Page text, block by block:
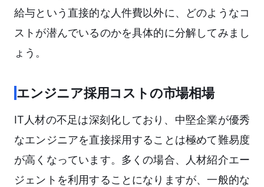
給与という直接的な人件費以外に、どのようなコ
ストが潜んでいるのかを具体的に分解してみまし
ょう。
エンジニア採用コストの市場相場
IT人材の不足は深刻化しており、中堅企業が優秀
なエンジニアを直接採用することは極めて難易度
が高くなっています。多くの場合、人材紹介エー
ジェントを利用することになりますが、一般的な